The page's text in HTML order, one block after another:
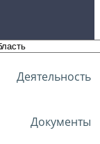
Деятельность
Документы